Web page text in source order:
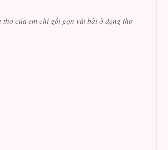
của em chỉ gói gọn vài bài ở dạng thơ